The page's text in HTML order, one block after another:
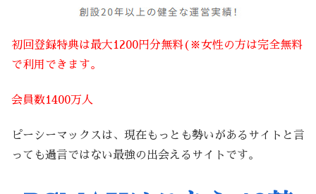
初回登録特典は最大1200円分無料(※女性の方は完全無料
で利用できます。
会員数1400万人
ピーシーマックスは、現在もっとも勢いがあるサイトと言
っても過言ではない最強の出会えるサイトです。